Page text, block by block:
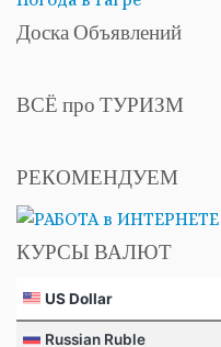
Доска Объявлений
ВСЁ про ТУРИЗМ
РЕКОМЕНДУЕМ
КУРСЫ ВАЛЮТ